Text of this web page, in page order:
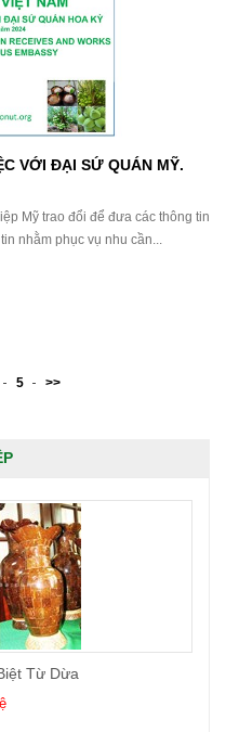
VỚI ĐẠI SỨ QUÁN MỸ.
Mỹ trao đổi để đưa các thông tin
nhằm phục vụ nhu cần...
5 >>
Từ Dừa